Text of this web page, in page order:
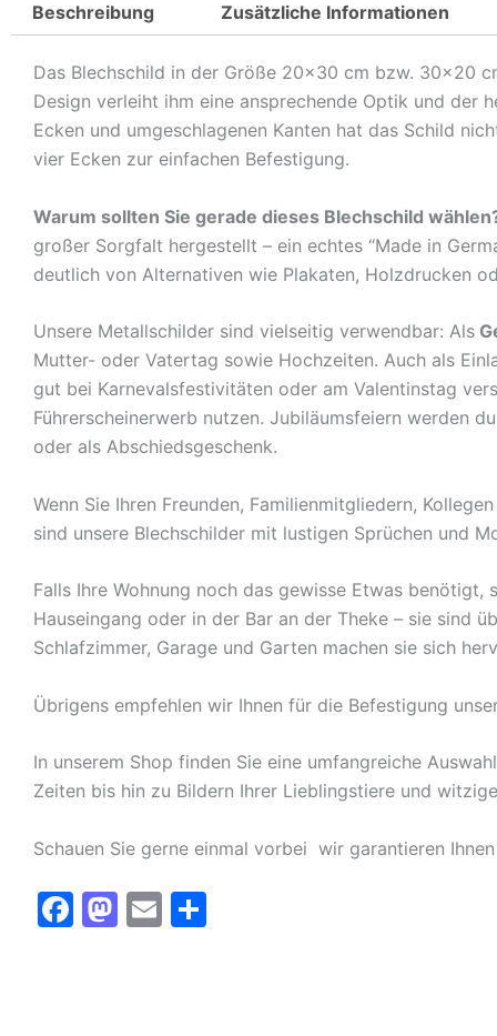
Beschreibung Zusätzliche Informationen
Das Blechschild in der Größe 20×30 cm bzw. 30×20
Design verleiht ihm eine ansprechende Optik und der
Ecken und umgeschlagenen Kanten hat das Schild
vier Ecken zur einfachen Befestigung.
Warum sollten Sie gerade dieses Blechschild
großer Sorgfalt hergestellt – ein echtes “Made in
deutlich von Alternativen wie Plakaten, Holzdrucken
Unsere Metallschilder sind vielseitig verwendbar: Als
Mutter- oder Vatertag sowie Hochzeiten. Auch als
gut bei Karnevalsfestivitäten oder am Valentinstag
Führerscheinerwerb nutzen. Jubiläumsfeiern werden
oder als Abschiedsgeschenk.
Wenn Sie Ihren Freunden, Familienmitgliedern,
sind unsere Blechschilder mit lustigen Sprüchen und
Falls Ihre Wohnung noch das gewisse Etwas benötigt,
Hauseingang oder in der Bar an der Theke – sie sind
Schlafzimmer, Garage und Garten machen sie sich
Übrigens empfehlen wir Ihnen für die Befestigung
In unserem Shop finden Sie eine umfangreiche
Zeiten bis hin zu Bildern Ihrer Lieblingstiere und
Schauen Sie gerne einmal vorbei  wir garantieren
F
M E